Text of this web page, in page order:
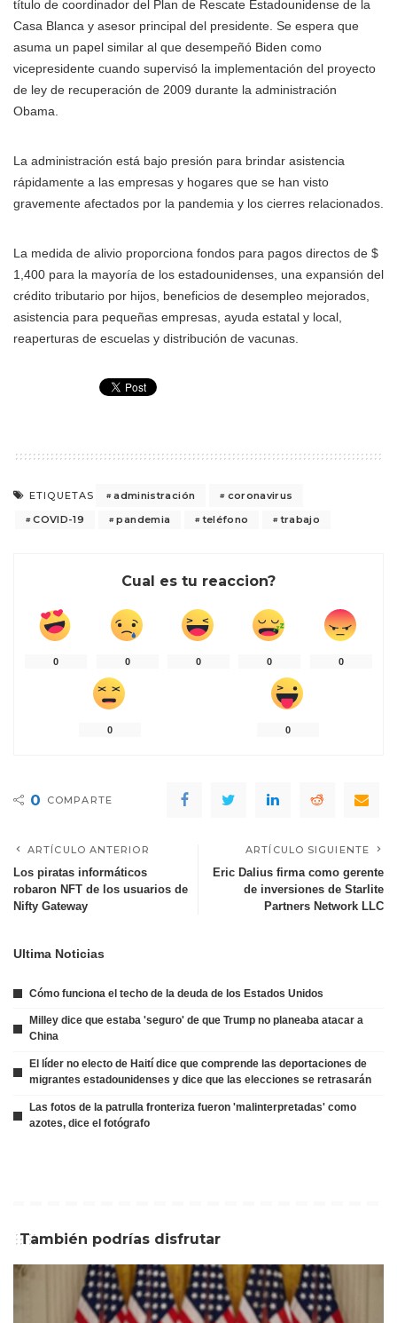
título de coordinador del Plan de Rescate Estadounidense de la
Casa Blanca y asesor principal del presidente. Se espera que
asuma un papel similar al que desempeñó Biden como
vicepresidente cuando supervisó la implementación del proyecto
de ley de recuperación de 2009 durante la administración
Obama.
La administración está bajo presión para brindar asistencia
rápidamente a las empresas y hogares que se han visto
gravemente afectados por la pandemia y los cierres relacionados.
La medida de alivio proporciona fondos para pagos directos de $
1,400 para la mayoría de los estadounidenses, una expansión del
crédito tributario por hijos, beneficios de desempleo mejorados,
asistencia para pequeñas empresas, ayuda estatal y local,
reaperturas de escuelas y distribución de vacunas.
ETIQUETAS administración
coronavirus
COVID-19
pandemia teléfono trabajo
Cual es tu reaccion?
0 0 0 0 0
0 0
0 COMPARTE
ARTÍCULO ANTERIOR
Los piratas informáticos
robaron NFT de los usuarios de
Nifty Gateway
ARTÍCULO SIGUIENTE
Eric Dalius firma como gerente
de inversiones de Starlite
Partners Network LLC
Ultima Noticias
Cómo funciona el techo de la deuda de los Estados Unidos
Milley dice que estaba 'seguro' de que Trump no planeaba atacar a
China
El líder no electo de Haití dice que comprende las deportaciones de
migrantes estadounidenses y dice que las elecciones se retrasarán
Las fotos de la patrulla fronteriza fueron 'malinterpretadas' como
azotes, dice el fotógrafo
También podrías disfrutar